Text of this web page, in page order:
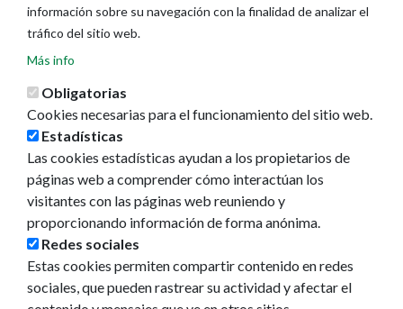
Ayuntamiento de Pamplona
Plaza Consistorial, s/n
31001 - Pamplona
948 420 100
pamplona@pamplona.es
Footer
Aviso legal
información sobre su navegación con la finalidad de analizar el
tráfico del sitio web.
Más info
Obligatorias
Cookies necesarias para el funcionamiento del sitio web.
Estadísticas
Las cookies estadísticas ayudan a los propietarios de
páginas web a comprender cómo interactúan los
visitantes con las páginas web reuniendo y
proporcionando información de forma anónima.
Redes sociales
Estas cookies permiten compartir contenido en redes
sociales, que pueden rastrear su actividad y afectar el